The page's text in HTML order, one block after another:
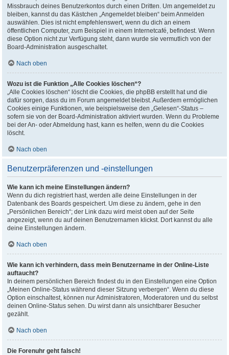
Missbrauch deines Benutzerkontos durch einen Dritten. Um angemeldet zu
bleiben, kannst du das Kästchen „Angemeldet bleiben“ beim Anmelden
auswählen. Dies ist nicht empfehlenswert, wenn du dich an einem
öffentlichen Computer, zum Beispiel in einem Internetcafé, befindest. Wenn
diese Option nicht zur Verfügung steht, dann wurde sie vermutlich von der
Board-Administration ausgeschaltet.
Nach oben
Wozu ist die Funktion „Alle Cookies löschen“?
„Alle Cookies löschen“ löscht die Cookies, die phpBB erstellt hat und die
dafür sorgen, dass du im Forum angemeldet bleibst. Außerdem ermöglichen
Cookies einige Funktionen, wie beispielsweise den „Gelesen“-Status –
sofern sie von der Board-Administration aktiviert wurden. Wenn du Probleme
bei der An- oder Abmeldung hast, kann es helfen, wenn du die Cookies
löscht.
Nach oben
Benutzerpräferenzen und -einstellungen
Wie kann ich meine Einstellungen ändern?
Wenn du dich registriert hast, werden alle deine Einstellungen in der
Datenbank des Boards gespeichert. Um diese zu ändern, gehe in den
„Persönlichen Bereich“; der Link dazu wird meist oben auf der Seite
angezeigt, wenn du auf deinen Benutzernamen klickst. Dort kannst du alle
deine Einstellungen ändern.
Nach oben
Wie kann ich verhindern, dass mein Benutzername in der Online-Liste
auftaucht?
In deinem persönlichen Bereich findest du in den Einstellungen eine Option
„Meinen Online-Status während dieser Sitzung verbergen“. Wenn du diese
Option einschaltest, können nur Administratoren, Moderatoren und du selbst
deinen Online-Status sehen. Du wirst dann als unsichtbarer Besucher
gezählt.
Nach oben
Die Forenuhr geht falsch!